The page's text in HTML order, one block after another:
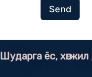
Send
Шударга ёс,